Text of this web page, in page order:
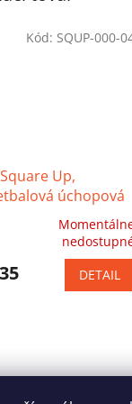
Up,
úchopová
DETAIL
Kód: SQUP-000-